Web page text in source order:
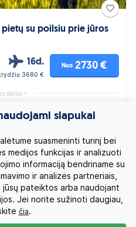
pietų su poilsiu prie jūros
16d.
3680 €
Nuo 2730 €
datos
slapukai
suasmeninti turinį bei
medijos funkcijas ir analizuoti
informaciją bendriname su
ir analizės partneriais,
pateiktos arba naudojant
Jei norite sužinoti daugiau,
čia.